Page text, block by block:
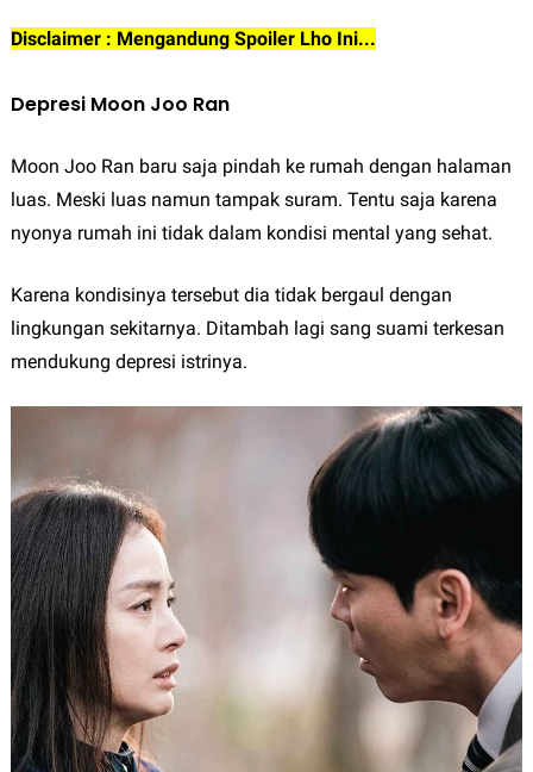
Disclaimer : Mengandung Spoiler Lho Ini...
Depresi Moon Joo Ran
Moon Joo Ran baru saja pindah ke rumah dengan halaman
luas. Meski luas namun tampak suram. Tentu saja karena
nyonya rumah ini tidak dalam kondisi mental yang sehat.
Karena kondisinya tersebut dia tidak bergaul dengan
lingkungan sekitarnya. Ditambah lagi sang suami terkesan
mendukung depresi istrinya.